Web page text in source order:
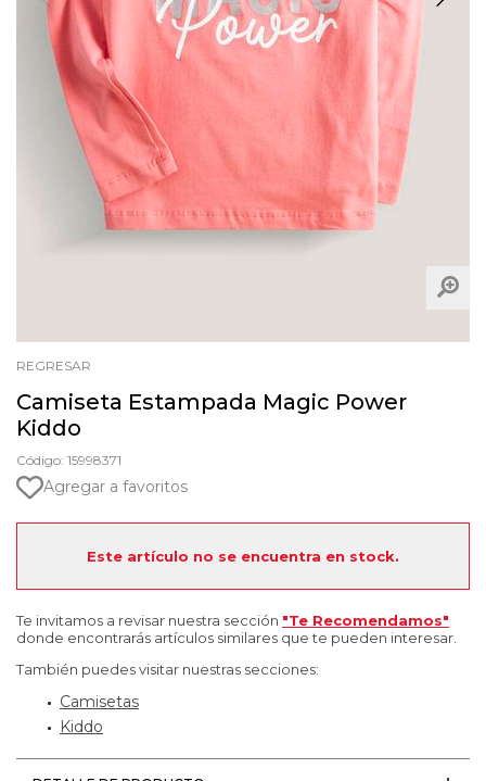
REGRESAR
Camiseta Estampada Magic Power
Kiddo
Código: 15998371
Agregar a favoritos
Este artículo no se encuentra en stock.
Te invitamos a revisar nuestra sección "Te Recomendamos"
donde encontrarás artículos similares que te pueden interesar.
También puedes visitar nuestras secciones:
Camisetas
Kiddo